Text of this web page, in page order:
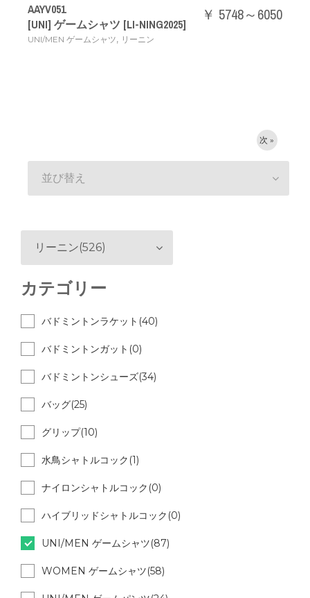
AAYV051
[UNI] ゲームシャツ [LI-NING2025]
UNI/MEN ゲームシャツ, リーニン
￥ 5748～6050
次 »
並び替え
リーニン(526)
カテゴリー
バドミントンラケット(40)
バドミントンガット(0)
バドミントンシューズ(34)
バッグ(25)
グリップ(10)
水鳥シャトルコック(1)
ナイロンシャトルコック(0)
ハイブリッドシャトルコック(0)
UNI/MEN ゲームシャツ(87)
WOMEN ゲームシャツ(58)